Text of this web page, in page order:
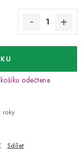
odečtena
roky
Sdílet